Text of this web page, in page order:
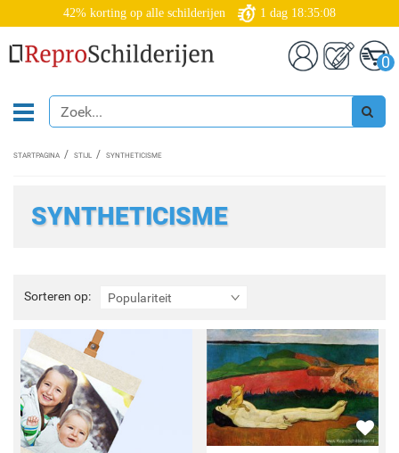
42% korting op alle schilderijen 1 dag 18:35:06
0
STARTPAGINA STIJL SYNTHETICISME
SYNTHETICISME
Sorteren op: Populariteit
Sorteren
op: